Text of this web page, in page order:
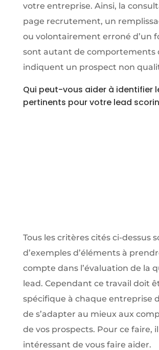
votre entreprise. Ainsi, la
page recrutement, un
ou volontairement erroné d’un
sont autant de comportements
indiquent un prospect non
Qui peut-vous aider à identifier
pertinents pour votre lead
Tous les critères cités ci-dessus
d’exemples d’éléments à
compte dans l’évaluation de la
lead. Cependant ce travail doit
spécifique à chaque entreprise
de s’adapter au mieux aux
de vos prospects. Pour ce faire,
intéressant de vous faire aider.